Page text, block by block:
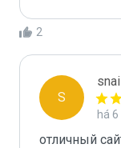
2
S
há
отличный